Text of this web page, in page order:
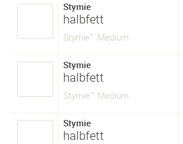
Stymie
halbfett
Stymie™ Medium
Stymie
halbfett
Stymie™ Medium
Stymie
halbfett